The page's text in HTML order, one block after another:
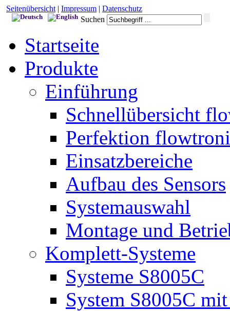
Seitenübersicht | Impressum | Datenschutz
Suchen
Startseite
Produkte
Einführung
Schnellübersicht
Perfektion
Einsatzbereiche
Aufbau des Sensors
Systemauswahl
Montage und
Komplett-Systeme
Systeme S8005C
System S8005C